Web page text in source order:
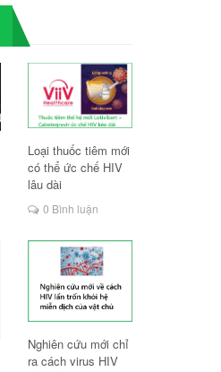
Loại thuốc tiêm mới
có thể ức chế HIV
lâu dài
0 Bình luận
Nghiên cứu mới chỉ
ra cách virus HIV